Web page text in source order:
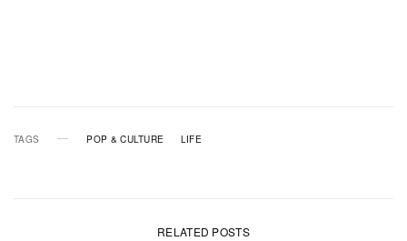
TAGS POP & CULTURE LIFE
RELATED POSTS